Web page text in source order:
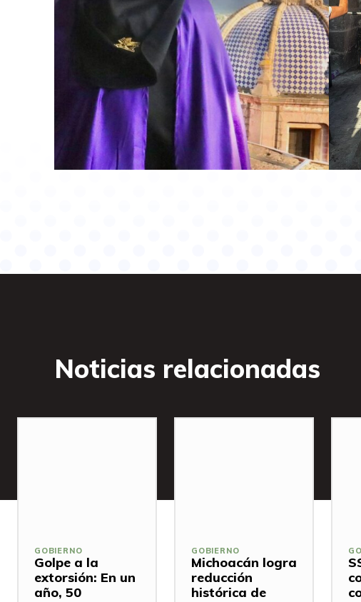
Noticias relacionadas
GOBIERNO
Golpe a la
extorsión: En un
año, 50
GOBIERNO
Michoacán logra
reducción
histórica de